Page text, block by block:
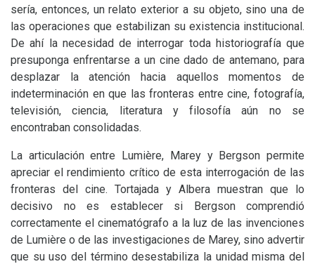
sería, entonces, un relato exterior a su objeto, sino una de
las operaciones que estabilizan su existencia institucional.
De ahí la necesidad de interrogar toda historiografía que
presuponga enfrentarse a un cine dado de antemano, para
desplazar la atención hacia aquellos momentos de
indeterminación en que las fronteras entre cine, fotografía,
televisión, ciencia, literatura y filosofía aún no se
encontraban consolidadas.
La articulación entre Lumière, Marey y Bergson permite
apreciar el rendimiento crítico de esta interrogación de las
fronteras del cine. Tortajada y Albera muestran que lo
decisivo no es establecer si Bergson comprendió
correctamente el cinematógrafo a la luz de las invenciones
de Lumière o de las investigaciones de Marey, sino advertir
que su uso del término desestabiliza la unidad misma del